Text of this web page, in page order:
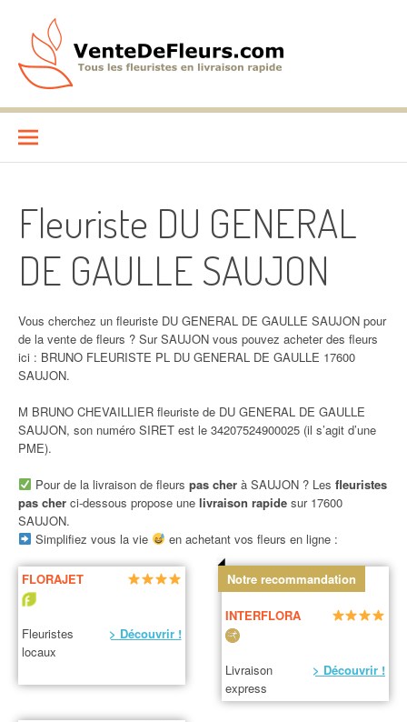
contenu
VenteDeFleurs.com
Fleuriste DU GENERAL
DE GAULLE SAUJON
Vous cherchez un fleuriste DU GENERAL DE GAULLE SAUJON pour
de la vente de fleurs ? Sur SAUJON vous pouvez acheter des fleurs
ici : BRUNO FLEURISTE PL DU GENERAL DE GAULLE 17600
SAUJON.
M BRUNO CHEVAILLIER fleuriste de DU GENERAL DE GAULLE
SAUJON, son numéro SIRET est le 34207524900025 (il s’agit d’une
PME).
Pour de la livraison de fleurs pas cherà SAUJON ? Les fleuristes
pas cher ci-dessous propose une livraison rapide sur 17600
SAUJON.
Simplifiez vous la vie
en achetant vos fleurs en ligne :
FLORAJET
Fleuristes
locaux
> Découvrir !
Notre recommandation
INTERFLORA
Livraison
express
> Découvrir !